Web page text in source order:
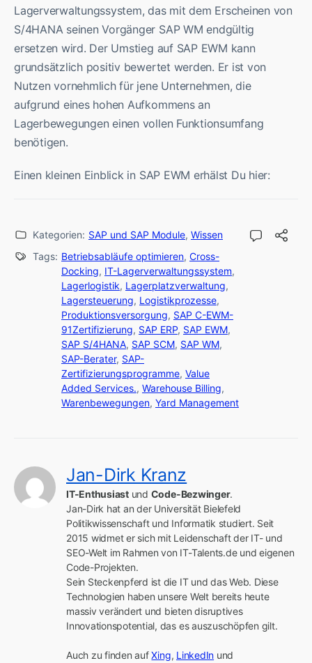
Lagerverwaltungssystem, das mit dem Erscheinen von
S/4HANA seinen Vorgänger SAP WM endgültig
ersetzen wird. Der Umstieg auf SAP EWM kann
grundsätzlich positiv bewertet werden. Er ist von
Nutzen vornehmlich für jene Unternehmen, die
aufgrund eines hohen Aufkommens an
Lagerbewegungen einen vollen Funktionsumfang
benötigen.
Einen kleinen Einblick in SAP EWM erhälst Du hier:
Kategorien: SAP und SAP Module, Wissen
Tags: Betriebsabläufe optimieren, Cross-
Docking, IT-Lagerverwaltungssystem,
Lagerlogistik, Lagerplatzverwaltung,
Lagersteuerung, Logistikprozesse,
Produktionsversorgung, SAP C-EWM-
91Zertifizierung, SAP ERP, SAP EWM,
SAP S/4HANA, SAP SCM, SAP WM,
SAP-Berater, SAP-
Zertifizierungsprogramme, Value
Added Services., Warehouse Billing,
Warenbewegungen, Yard Management
Jan-Dirk Kranz
IT-Enthusiast und Code-Bezwinger.
Jan-Dirk hat an der Universität Bielefeld
Politikwissenschaft und Informatik studiert. Seit
2015 widmet er sich mit Leidenschaft der IT- und
SEO-Welt im Rahmen von IT-Talents.de und eigenen
Code-Projekten.
Sein Steckenpferd ist die IT und das Web. Diese
Technologien haben unsere Welt bereits heute
massiv verändert und bieten disruptives
Innovationspotential, das es auszuschöpfen gilt.
Auch zu finden auf Xing, LinkedIn